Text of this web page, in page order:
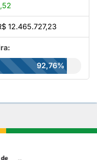
12.465.727,23
92,76%